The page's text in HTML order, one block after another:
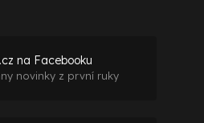
na Facebooku
novinky z první ruky